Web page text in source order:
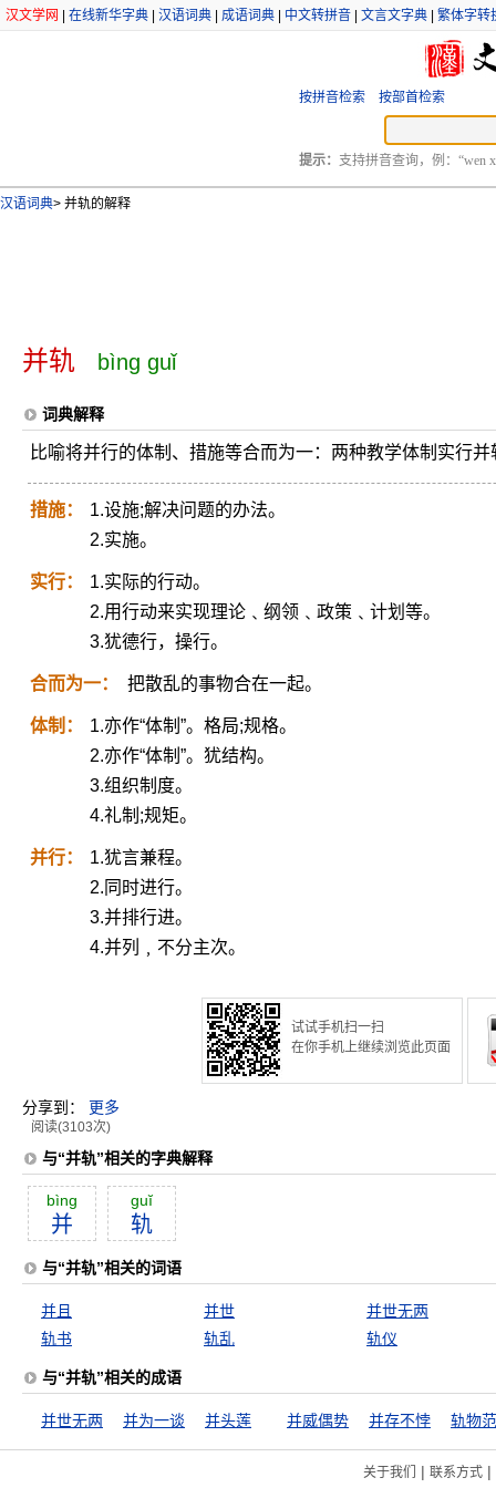
汉文学网 在线新华字典 汉语词典 成语词典 中文转拼音 文言文字典 繁体字转
按拼音检索 按部首检索
提示： 支持拼音查询，例：“wen
汉语词典> 并轨的解释
并轨 bìng guǐ
词典解释
比喻将并行的体制、措施等合而为一：两种教学体制实行并
措施：
1.设施;解决问题的办法。
2.实施。
实行：
1.实际的行动。
2.用行动来实现理论﹑纲领﹑政策﹑计划等。
3.犹德行，操行。
合而为一： 把散乱的事物合在一起。
体制：
1.亦作“体制”。格局;规格。
2.亦作“体制”。犹结构。
3.组织制度。
4.礼制;规矩。
并行：
1.犹言兼程。
2.同时进行。
3.并排行进。
4.并列﹐不分主次。
试试手机扫一扫
在你手机上继续浏览此页面
分享到： 更多
阅读(3103次)
与“并轨”相关的字典解释
bìng
并
guĭ
轨
与“并轨”相关的词语
并且 并世
并世无两
轨书
轨乱 轨仪
与“并轨”相关的成语
并世无两 并为一谈 并头莲 并威偶势 并存不悖 轨物
关于我们 | 联系方式|